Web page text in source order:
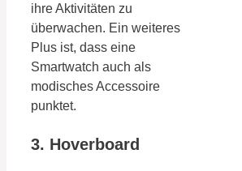
ihre Aktivitäten zu
überwachen. Ein weiteres
Plus ist, dass eine
Smartwatch auch als
modisches Accessoire
punktet.
3. Hoverboard